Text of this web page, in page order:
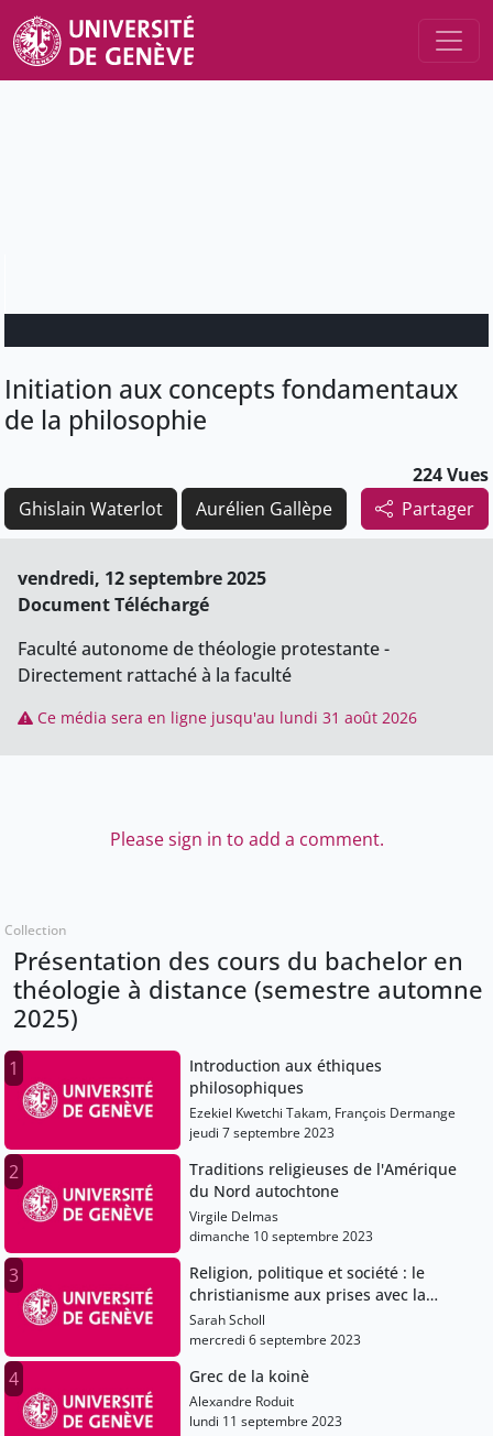
Initiation aux concepts fondamentaux
de la philosophie
224 Vues
Partager
Ghislain Waterlot Aurélien Gallèpe
vendredi, 12 septembre 2025
Document Téléchargé
Faculté autonome de théologie protestante -
Directement rattaché à la faculté
Ce média sera en ligne jusqu'au lundi 31 août 2026
Please sign in to add a comment.
Collection
Présentation des cours du bachelor en
théologie à distance (semestre automne
2025)
1
Introduction aux éthiques
philosophiques
Ezekiel Kwetchi Takam, François Dermange
jeudi 7 septembre 2023
2
Traditions religieuses de l'Amérique
du Nord autochtone
Virgile Delmas
dimanche 10 septembre 2023
3
Religion, politique et société : le
christianisme aux prises avec la
modernité 1776-1960
Sarah Scholl
mercredi 6 septembre 2023
4 Grec de la koinè
Alexandre Roduit
lundi 11 septembre 2023